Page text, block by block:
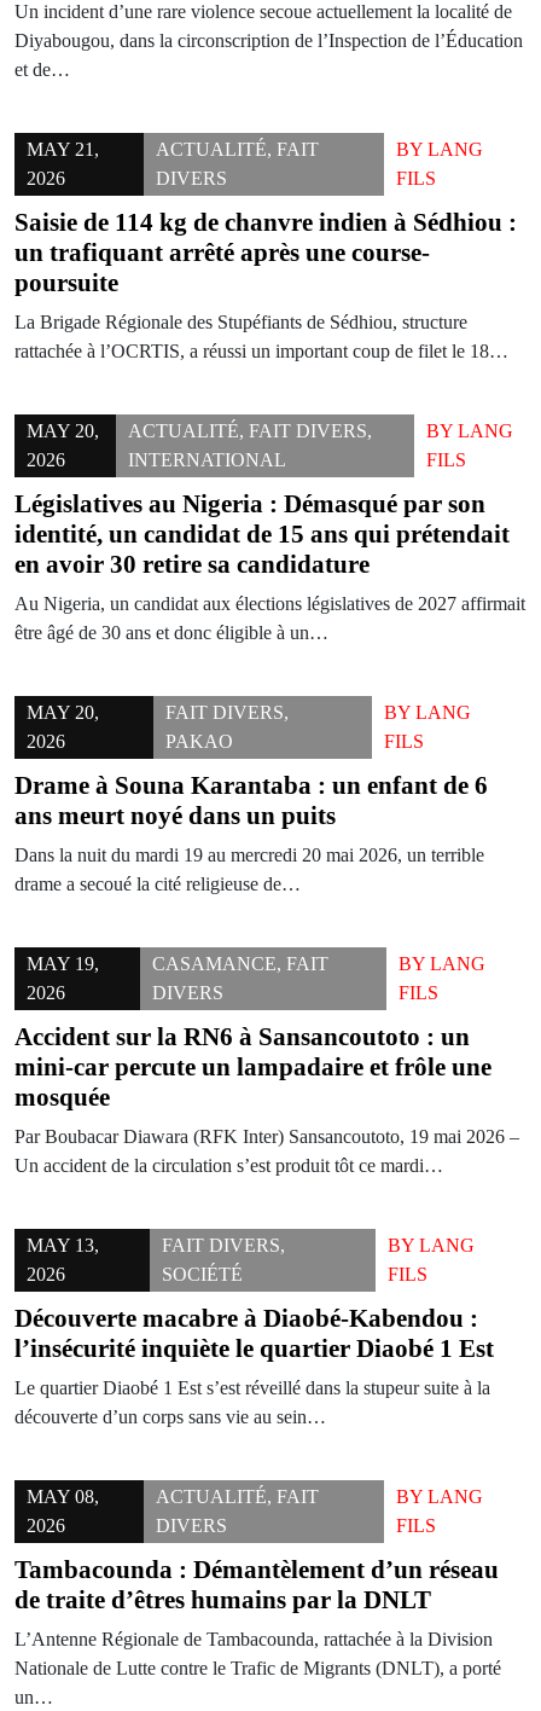
Un incident d’une rare violence secoue actuellement la localité de
Diyabougou, dans la circonscription de l’Inspection de l’Éducation
et de…
MAY 21,
2026
ACTUALITÉ, FAIT
DIVERS
BY LANG
FILS
Saisie de 114 kg de chanvre indien à Sédhiou :
un trafiquant arrêté après une course-
poursuite
La Brigade Régionale des Stupéfiants de Sédhiou, structure
rattachée à l’OCRTIS, a réussi un important coup de filet le 18…
MAY 20,
2026
ACTUALITÉ,FAIT DIVERS,
INTERNATIONAL
BY LANG
FILS
Législatives au Nigeria : Démasqué par son
identité, un candidat de 15 ans qui prétendait
en avoir 30 retire sa candidature
Au Nigeria, un candidat aux élections législatives de 2027 affirmait
être âgé de 30 ans et donc éligible à un…
MAY 20,
2026
FAIT DIVERS,
PAKAO
BY LANG
FILS
Drame à Souna Karantaba : un enfant de 6
ans meurt noyé dans un puits
Dans la nuit du mardi 19 au mercredi 20 mai 2026, un terrible
drame a secoué la cité religieuse de…
MAY 19,
2026
CASAMANCE,FAIT
DIVERS
BYLANG
FILS
Accident sur la RN6 à Sansancoutoto : un
mini-car percute un lampadaire et frôle une
mosquée
Par Boubacar Diawara (RFK Inter) Sansancoutoto, 19 mai 2026 –
Un accident de la circulation s’est produit tôt ce mardi…
MAY 13,
2026
FAIT DIVERS,
SOCIÉTÉ
BYLANG
FILS
Découverte macabre à Diaobé-Kabendou :
l’insécurité inquiète le quartier Diaobé 1 Est
Le quartier Diaobé 1 Est s’est réveillé dans la stupeur suite à la
découverte d’un corps sans vie au sein…
MAY 08,
2026
ACTUALITÉ, FAIT
DIVERS
BY LANG
FILS
Tambacounda : Démantèlement d’un réseau
de traite d’êtres humains par la DNLT
L’Antenne Régionale de Tambacounda, rattachée à la Division
Nationale de Lutte contre le Trafic de Migrants (DNLT), a porté
un…